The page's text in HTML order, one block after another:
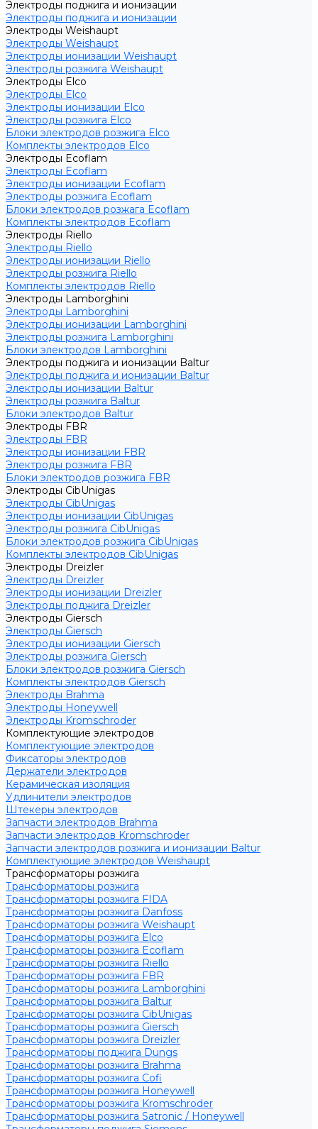
Электроды поджига и ионизации
Электроды поджига и ионизации
Электроды Weishaupt
Электроды Weishaupt
Электроды ионизации Weishaupt
Электроды розжига Weishaupt
Электроды Elco
Электроды Elco
Электроды ионизации Elco
Электроды розжига Elco
Блоки электродов розжига Elco
Комплекты электродов Elco
Электроды Ecoflam
Электроды Ecoflam
Электроды ионизации Ecoflam
Электроды розжига Ecoflam
Блоки электродов розжага Ecoflam
Комплекты электродов Ecoflam
Электроды Riello
Электроды Riello
Электроды ионизации Riello
Электроды розжига Riello
Комплекты электродов Riello
Электроды Lamborghini
Электроды Lamborghini
Электроды ионизации Lamborghini
Электроды розжига Lamborghini
Блоки электродов Lamborghini
Электроды поджига и ионизации Baltur
Электроды поджига и ионизации Baltur
Электроды ионизации Baltur
Электроды розжига Baltur
Блоки электродов Baltur
Электроды FBR
Электроды FBR
Электроды ионизации FBR
Электроды розжига FBR
Блоки электродов розжига FBR
Электроды CibUnigas
Электроды CibUnigas
Электроды ионизации CibUnigas
Электроды розжига CibUnigas
Блоки электродов розжига CibUnigas
Комплекты электродов CibUnigas
Электроды Dreizler
Электроды Dreizler
Электроды ионизации Dreizler
Электроды поджига Dreizler
Электроды Giersch
Электроды Giersch
Электроды ионизации Giersch
Электроды розжига Giersch
Блоки электродов розжига Giersch
Комплекты электродов Giersch
Электроды Brahma
Электроды Honeywell
Электроды Kromschroder
Комплектующие электродов
Комплектующие электродов
Фиксаторы электродов
Держатели электродов
Керамическая изоляция
Удлинители электродов
Штекеры электродов
Запчасти электродов Brahma
Запчасти электродов Kromschroder
Запчасти электродов розжига и ионизации Baltur
Комплектующие электродов Weishaupt
Трансформаторы розжига
Трансформаторы розжига
Трансформаторы розжига FIDA
Трансформаторы розжига Danfoss
Трансформаторы розжига Weishaupt
Трансформаторы розжига Elco
Трансформаторы розжига Ecoflam
Трансформаторы розжига Riello
Трансформаторы розжига FBR
Трансформаторы розжига Lamborghini
Трансформаторы розжига Baltur
Трансформаторы розжига CibUnigas
Трансформаторы розжига Giersch
Трансформаторы розжига Dreizler
Трансформаторы поджига Dungs
Трансформаторы розжига Brahma
Трансформаторы розжига Cofi
Трансформаторы розжига Honeywell
Трансформаторы розжига Kromschroder
Трансформаторы розжига Satronic / Honeywell